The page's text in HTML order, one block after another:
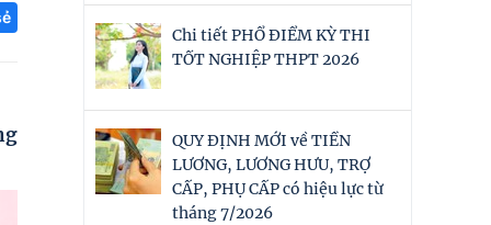
Chi tiết PHỔ ĐIỂM KỲ THI
TỐT NGHIỆP THPT 2026
QUY ĐỊNH MỚI về TIỀN
LƯƠNG, LƯƠNG HƯU, TRỢ
CẤP, PHỤ CẤP có hiệu lực từ
tháng 7/2026